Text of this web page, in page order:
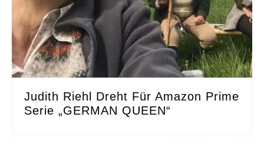
Judith Riehl Dreht Für Amazon Prime
Serie „GERMAN QUEEN“